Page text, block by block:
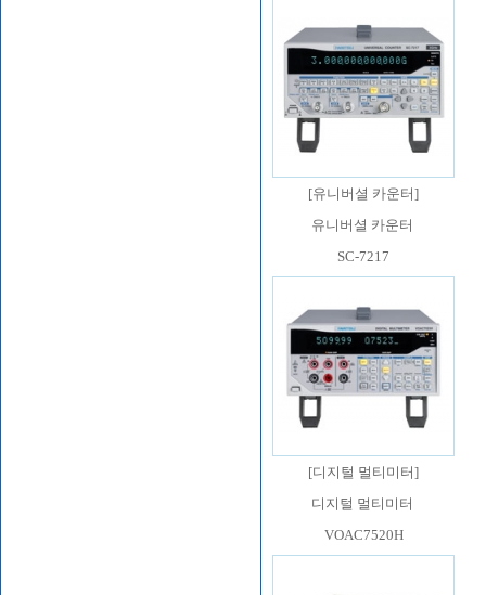
[유니버셜 카운터 ]
유니버셜 카운터
SC-7217
[디지털 멀티미터 ]
디지털 멀티미터
VOAC7520H